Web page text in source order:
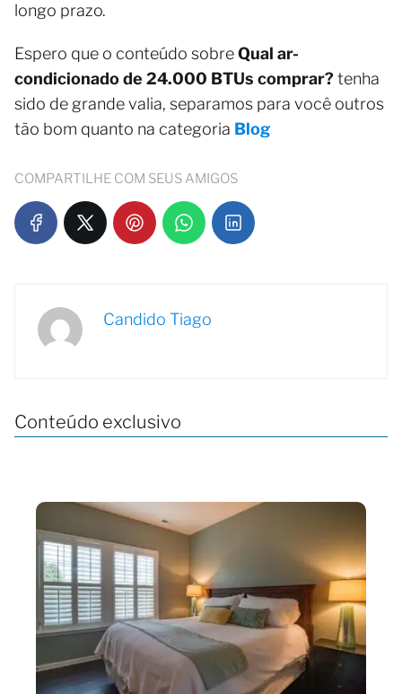
longo prazo.
Espero que o conteúdo sobreQual ar-
condicionado de 24.000 BTUs comprar?tenha
sido de grande valia, separamos para você outros
tão bom quanto na categoria Blog
COMPARTILHE COM SEUS AMIGOS
Candido Tiago
Conteúdo exclusivo